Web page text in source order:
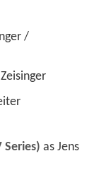
/
Series) as Jens